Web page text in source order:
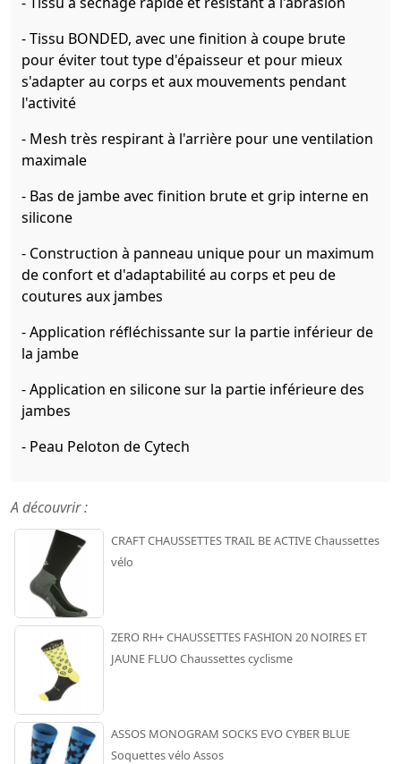
- Tissu BONDED, avec une finition à coupe brute
pour éviter tout type d'épaisseur et pour mieux
s'adapter au corps et aux mouvements pendant
l'activité
- Mesh très respirant à l'arrière pour une ventilation
maximale
- Bas de jambe avec finition brute et grip interne en
silicone
- Construction à panneau unique pour un maximum
de confort et d'adaptabilité au corps et peu de
coutures aux jambes
- Application réfléchissante sur la partie inférieur de
la jambe
- Application en silicone sur la partie inférieure des
jambes
- Peau Peloton de Cytech
A découvrir :
CRAFT CHAUSSETTES TRAIL BE ACTIVE Chaussettes
vélo
ZERO RH+ CHAUSSETTES FASHION 20 NOIRES ET
JAUNE FLUO Chaussettes cyclisme
ASSOS MONOGRAM SOCKS EVO CYBER BLUE
Soquettes vélo Assos